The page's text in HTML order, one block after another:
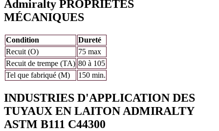
Admiralty PROPRIÉTÉS
MÉCANIQUES
Condition
Dureté
Recuit (O)
75 max
Recuit de trempe (TA) 80 à 105
Tel que fabriqué (M)
150 min.
INDUSTRIES D'APPLICATION DES
TUYAUX EN LAITON ADMIRALTY
ASTM B111 C44300